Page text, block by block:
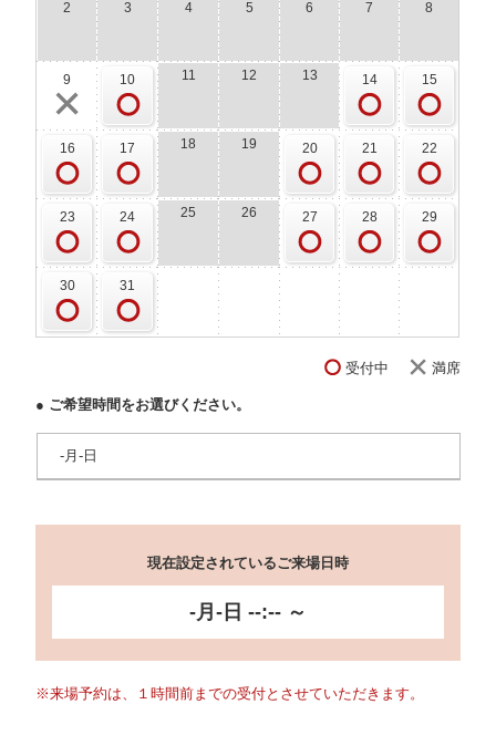
2 3 4 5 6 7 8
9 10 11 12 13 14 15
16 17 18 19 20 21 22
23 24 25 26 27 28 29
30 31
受付中 満席
● ご希望時間をお選びください。
-月-日
現在設定されているご来場日時
-月-日 --:-- ～
※来場予約は、１時間前までの受付とさせていただきます。